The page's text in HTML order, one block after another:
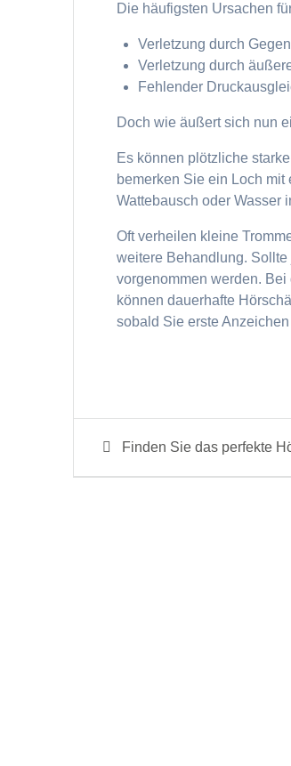
Die häufigsten Ursachen
Verletzung durch
Verletzung durch
Fehlender
Doch wie äußert sich nun
Es können plötzliche
bemerken Sie ein Loch
Wattebausch oder Wasser
Oft verheilen kleine
weitere Behandlung.
vorgenommen werden.
können dauerhafte
sobald Sie erste
Previous
Finden Sie das perfekte